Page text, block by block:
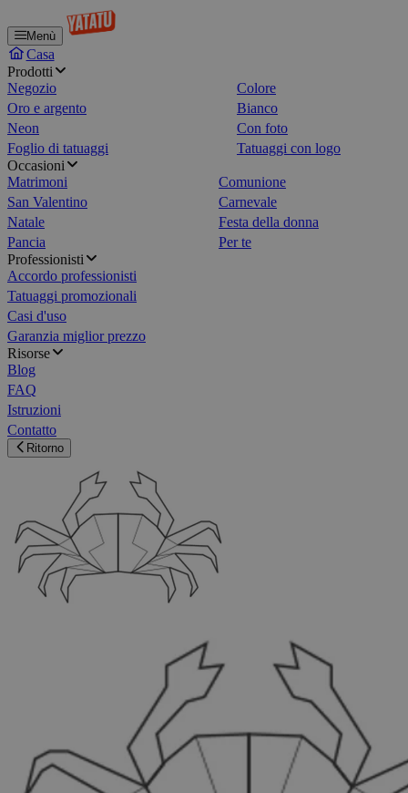
Menù
Casa
Prodotti
Negozio
Colore
Oro e argento
Bianco
Neon
Con foto
Foglio di tatuaggi
Tatuaggi con logo
Occasioni
Matrimoni
Comunione
San Valentino
Carnevale
Natale
Festa della donna
Pancia
Per te
Professionisti
Accordo professionisti
Tatuaggi promozionali
Casi d'uso
Garanzia miglior prezzo
Risorse
Blog
FAQ
Istruzioni
Contatto
Ritorno